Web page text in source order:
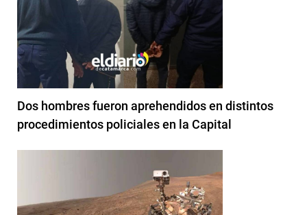
Dos hombres fueron aprehendidos en distintos
procedimientos policiales en la Capital